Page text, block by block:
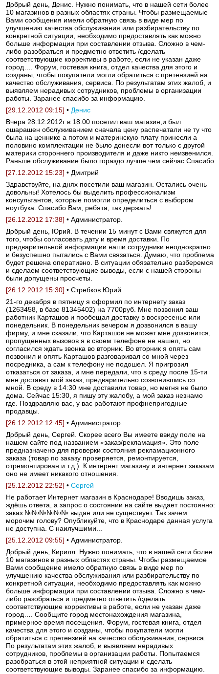
Добрый день, Денис. Нужно понимать, что в нашей сети более
10 магазинов в разных областях страны. Чтобы размещаемые
Вами сообщения имели обратную связь в виде мер по
улучшению качества обслуживания или разбирательству по
конкретной ситуации, необходимо предоставлять как можно
больше информации при составлении отзыва. Сложно в чем-
либо разобраться и предметно ответить /сделать
соответствующие коррективы в работе, если не указан даже
город…. Форум, гостевая книга, отдел качества для этого и
созданы, чтобы покупатели могли обратиться с претензией на
качество обслуживания, сервиса. По результатам этих жалоб, и
выявляем нерадивых сотрудников, проблемы в организации
работы. Заранее спасибо за информацию.
[29.12.2012 09:15] • Денис
Вчера 28.12.2012г в 18.00 посетил ваш магазин,и был
ошарашен обслуживанием сначала цену распечатали не ту что
была на ценнике а потом и материнскую плату принесли а
половино комплектации не было донесли вот только с другой
материки стороннего производителя и даже никто неизвенился.
Раньше обслуживание было гораздо лучше чем сейчас.Спасибо
[27.12.2012 15:23] • Дмитрий
Здравствуйте, на днях посетили ваш магазин. Остались очень
довольны! Хотелось бы выделить профессионализм
консультантов, которые помогли определиться с выбором
ноутбука. Спасибо Вам, ребята, так держать!
[26.12.2012 17:38] • Администратор.
Добрый день, Юрий. В течении 15 минут с Вами свяжутся для
того, чтобы согласовать дату и время доставки. По
предварительной информации наши сотрудники неоднократно
и безуспешно пытались с Вами связаться. Думаю, что проблема
будет решена оперативно. В ситуации обязательно разберемся
и сделаем соответствующие выводы, если с нашей стороны
были допущены просчеты.
[26.12.2012 15:30] • Стребков Юрий
21-го декабря в пятницу я оформил по интернету заказ
(1263458, в базе 81345402) на 7700руб. Мне позвонил ваш
работник Карташов и пообещал доставку в воскресенье или
понедельник. В понедельник вечером я дозвонился в вашу
фирму, и мне сказали, что Карташов не может мне дозвонится,
пропущенных вызовов я в своем телефоне не нашел, но
согласился ждать звонка во вторник. Во вторник я опять сам
позвонил и опять Карташов разговаривал со мной через
посредника, а сам к телефону не подошел. Я пригрозил
отказаться от заказа, и мне передали, что в среду после 15-ти
мне доставят мой заказ, предварительно созвонившись со
мной. В среду в 14:30 мне доставили товар, но мегня не было
дома. Сейчас 15:30, я пишу эту жалобу, а мой заказ незнамо
где. Поздравляю вас, у вас работают профнепригодные
продавцы.
[26.12.2012 12:45] • Администратор.
Добрый день, Сергей. Скорее всего Вы имеете ввиду поле на
нашем сайте под названием «заказ/рекламация». Это поле
предназначено для проверки состояния рекламационного
заказа (товар по заказу проверяется, ремонтируется,
отремонтирован и т.д.). К интернет магазину и интернет заказам
оно не имеет никакого отношения.
[25.12.2012 22:52] • Сергей
Не работает Интернет магазин в Краснодаре! Вводишь заказ,
ждёшь ответа, а запрос о состоянии на сайте выдает постоянно:
заказ №№№№№№ выдан или не существует. Так зачем
морочим голову? Опубликуйте, что в Краснодаре данная услуга
не доступна. С наилучшими...
[25.12.2012 09:55] • Администратор.
Добрый день, Кирилл. Нужно понимать, что в нашей сети более
10 магазинов в разных областях страны. Чтобы размещаемое
Вами сообщение имело обратную связь в виде мер по
улучшению качества обслуживания или разбирательству по
конкретной ситуации, необходимо предоставлять как можно
больше информации при составлении отзыва. Сложно в чем-
либо разобраться и предметно ответить /сделать
соответствующие коррективы в работе, если не указан даже
город…. Сообщите город местонахождения магазина,
примерное время посещения. Форум, гостевая книга, отдел
качества для этого и созданы, чтобы покупатели могли
обратиться с претензией на качество обслуживания, сервиса.
По результатам этих жалоб, и выявляем нерадивых
сотрудников, проблемы в организации работы. Попытаемся
разобраться в этой неприятной ситуации и сделать
соответствующие выводы. Заранее спасибо за информацию.